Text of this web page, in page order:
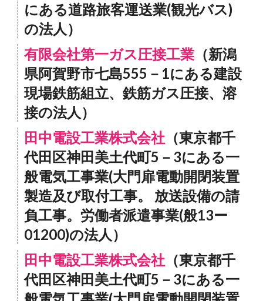
にある道路旅客運送業(観光バス)
の法人）
有限会社第一ガス圧接工業 （新潟
県阿賀野市七島555－1にある建設
現場鉄筋組立、鉄筋ガス圧接、溶
接の法人）
田中電設工業株式会社 （東京都千
代田区神田美土代町5－3にある一
般電気工事業(大門扉電動開閉装置
製造及び取付工事。 放送設備の請
負工事。労働者派遣事業(般13ー
01200)の法人）
田中電設工業株式会社 （東京都千
代田区神田美土代町5－3にある一